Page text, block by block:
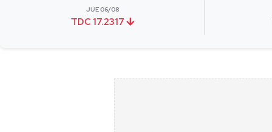
JUE 06/08
TDC 17.2317